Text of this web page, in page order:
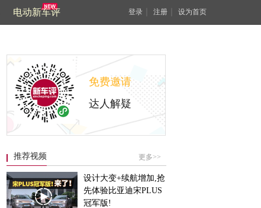
电动新车评 登录 注册 设为首页
免费邀请
达人解疑
推荐视频 更多>>
设计大变+续航增加,抢
先体验比亚迪宋PLUS
冠军版!